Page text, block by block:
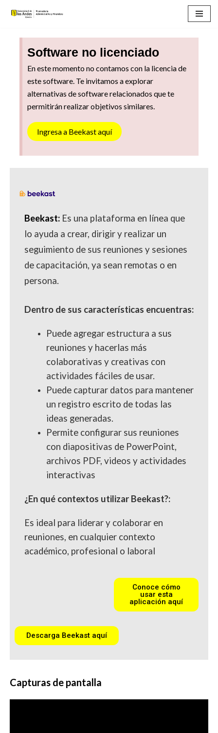
contenidoSoftware no licenciado
En este momento no contamos con la licencia de
este software. Te invitamos a explorar
alternativas de software relacionados que te
permitirán realizar objetivos similares.
Ingresa a Beekast aquí
Beekast: Es una plataforma en línea que
lo ayuda a crear, dirigir y realizar un
seguimiento de sus reuniones y sesiones
de capacitación, ya sean remotas o en
persona.
Dentro de sus características encuentras:
Puede agregar estructura a sus
reuniones y hacerlas más
colaborativas y creativas con
actividades fáciles de usar.
Puede capturar datos para mantener
un registro escrito de todas las
ideas generadas.
Permite configurar sus reuniones
con diapositivas de PowerPoint,
archivos PDF, videos y actividades
interactivas
¿En qué contextos utilizar Beekast?:
Es ideal para liderar y colaborar en
reuniones, en cualquier contexto
académico, profesional o laboral
Conoce cómo
usar esta
aplicación aquí
Descarga Beekast aquí
Capturas de pantalla